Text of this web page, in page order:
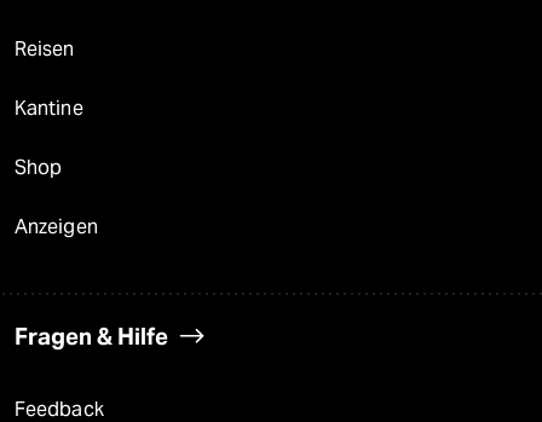
Reisen
Kantine
Shop
Anzeigen
Fragen & Hilfe
Feedback